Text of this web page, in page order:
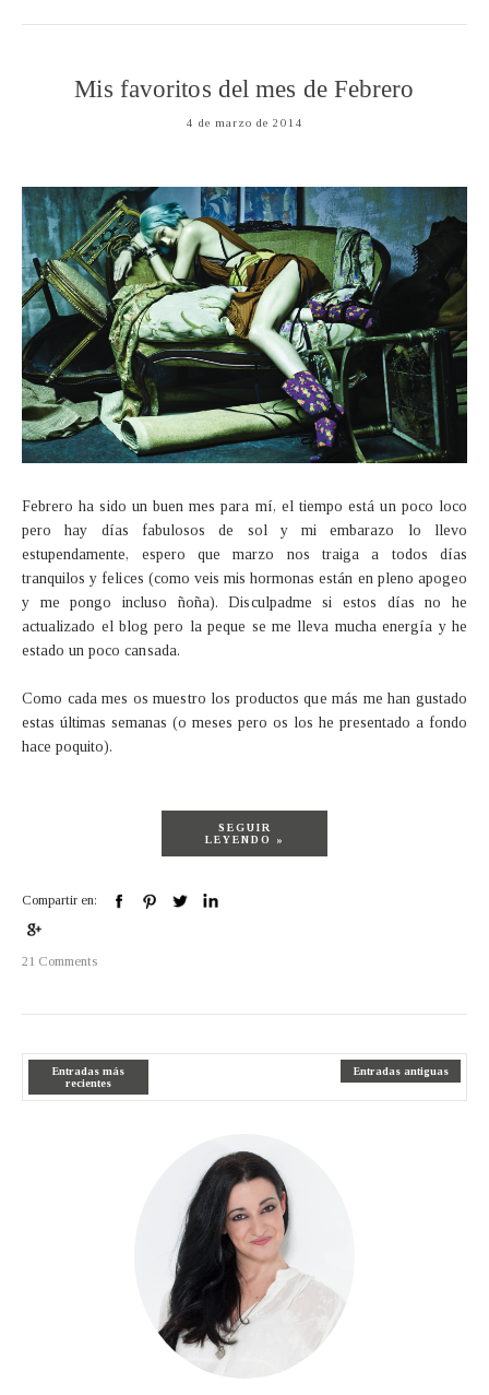
Mis favoritos del mes de Febrero
4 de marzo de 2014
Febrero ha sido un buen mes para mí, el tiempo está un poco loco
pero hay días fabulosos de sol y mi embarazo lo llevo
estupendamente, espero que marzo nos traiga a todos días
tranquilos y felices (como veis mis hormonas están en pleno apogeo
y me pongo incluso ñoña). Disculpadme si estos días no he
actualizado el blog pero la peque se me lleva mucha energía y he
estado un poco cansada.
Como cada mes os muestro los productos que más me han gustado
estas últimas semanas (o meses pero os los he presentado a fondo
hace poquito).
SEGUIR
LEYENDO »
Compartir en:
21 Comments
Entradas más
recientes
Entradas antiguas